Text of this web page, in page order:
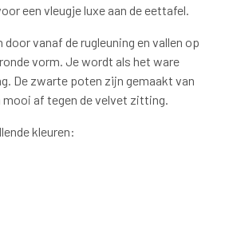
een vleugje luxe aan de eettafel.
door vanaf de rugleuning en vallen op
vorm. Je wordt als het ware
De zwarte poten zijn gemaakt van
af tegen de velvet zitting.
kleuren: